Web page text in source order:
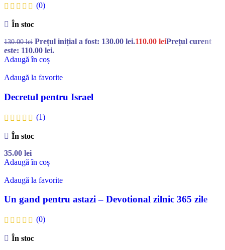
(0)
În stoc
130.00lei Prețul inițial a fost: 130.00 lei.110.00 leiPrețul curent
este: 110.00 lei.
Adaugă în coș
Adaugă la favorite
Decretul pentru Israel
(1)
În stoc
35.00 lei
Adaugă în coș
Adaugă la favorite
Un gand pentru astazi – Devotional zilnic 365 zile
(0)
În stoc